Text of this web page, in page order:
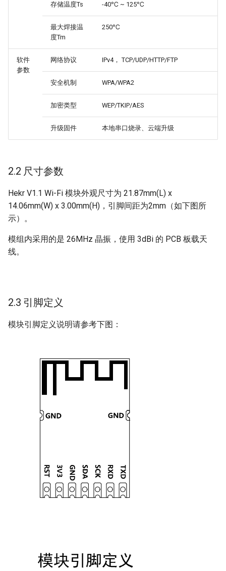
存储温度Ts -40℃ ~ 125℃
最大焊接温
度Tm
250℃
软件
参数
网络协议 IPv4， TCP/UDP/HTTP/FTP
安全机制 WPA/WPA2
加密类型 WEP/TKIP/AES
升级固件 本地串口烧录、云端升级
2.2 尺寸参数
Hekr V1.1 Wi-Fi 模块外观尺寸为 21.87mm(L) x
14.06mm(W) x 3.00mm(H)，引脚间距为2mm（如下图所
示）。
模组内采用的是 26MHz 晶振，使用 3dBi 的 PCB 板载天
线。
2.3 引脚定义
模块引脚定义说明请参考下图：